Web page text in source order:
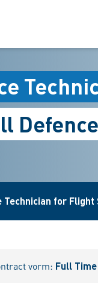
Technician for
vorm: Full Time